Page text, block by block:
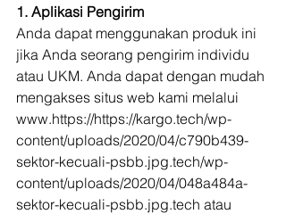
1. Aplikasi Pengirim
Anda dapat menggunakan produk ini
jika Anda seorang pengirim individu
atau UKM. Anda dapat dengan mudah
mengakses situs web kami melalui
www.https://https://kargo.tech/wp-
content/uploads/2020/04/c790b439-
sektor-kecuali-psbb.jpg.tech/wp-
content/uploads/2020/04/048a484a-
sektor-kecuali-psbb.jpg.tech atau